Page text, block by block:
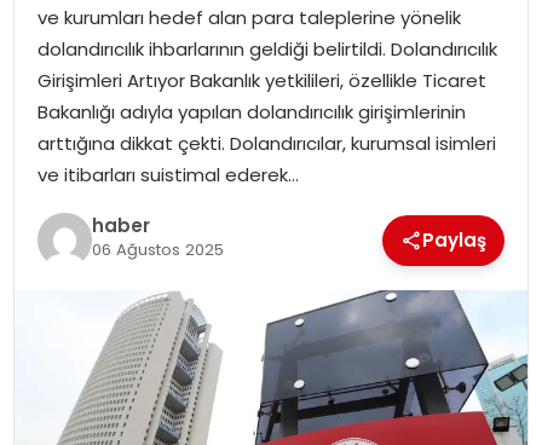
TEKNOLOJI
EĞITIM
GENEL
ve kurumları hedef alan para taleplerine yönelik
dolandırıcılık ihbarlarının geldiği belirtildi. Dolandırıcılık
Girişimleri Artıyor Bakanlık yetkilileri, özellikle Ticaret
Bakanlığı adıyla yapılan dolandırıcılık girişimlerinin
arttığına dikkat çekti. Dolandırıcılar, kurumsal isimleri
ve itibarları suistimal ederek…
haber
06 Ağustos 2025 Paylaş